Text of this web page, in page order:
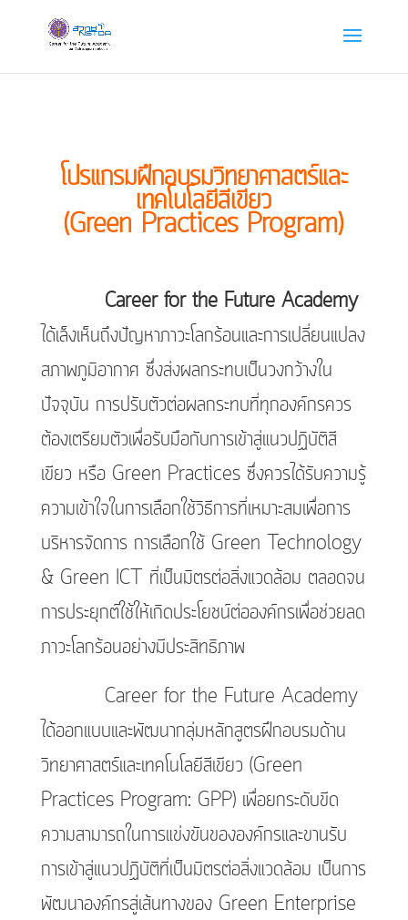
โปรแกรมฝึกอบรมวิทยาศาสตร์และ
เทคโนโลยีสีเขียว
(Green Practices Program)
Career for the Future Academy
ได้เล็งเห็นถึงปัญหาภาวะโลกร้อนและการเปลี่ยนแปลง
สภาพภูมิอากาศ ซึ่งส่งผลกระทบเป็นวงกว้างใน
ปัจจุบัน การปรับตัวต่อผลกระทบที่ทุกองค์กรควร
ต้องเตรียมตัวเพื่อรับมือกับการเข้าสู่แนวปฏิบัติสี
เขียว หรือ Green Practices ซึ่งควรได้รับความรู้
ความเข้าใจในการเลือกใช้วิธีการที่เหมาะสมเพื่อการ
บริหารจัดการ การเลือกใช้ Green Technology
& Green ICT ที่เป็นมิตรต่อสิ่งแวดล้อม ตลอดจน
การประยุกต์ใช้ให้เกิดประโยชน์ต่อองค์กรเพื่อช่วยลด
ภาวะโลกร้อนอย่างมีประสิทธิภาพ
Career for the Future Academy
ได้ออกแบบและพัฒนากลุ่มหลักสูตรฝึกอบรมด้าน
วิทยาศาสตร์และเทคโนโลยีสีเขียว (Green
Practices Program: GPP) เพื่อยกระดับขีด
ความสามารถในการแข่งขันขององค์กรและขานรับ
การเข้าสู่แนวปฏิบัติที่เป็นมิตรต่อสิ่งแวดล้อม เป็นการ
พัฒนาองค์กรสู่เส้นทางของ Green Enterprise